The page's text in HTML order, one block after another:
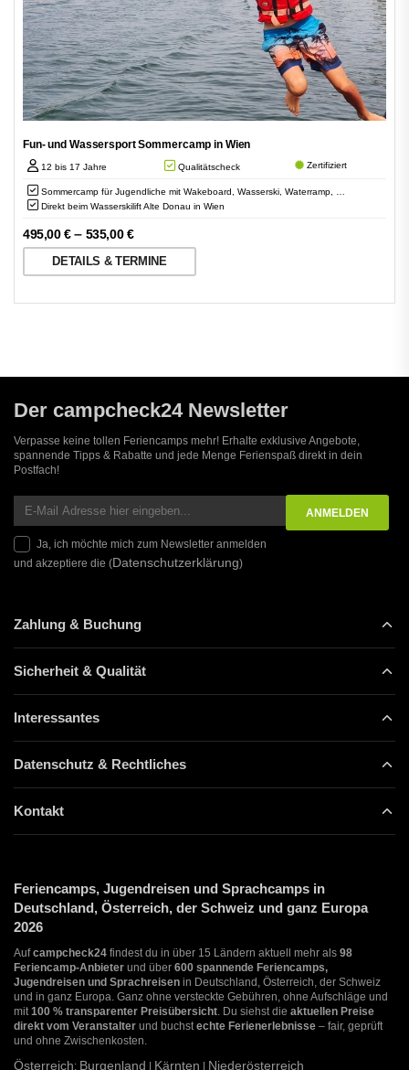
Fun- und Wassersport Sommercamp in Wien
12 bis 17 Jahre Qualitätscheck Zertifiziert
Sommercamp für Jugendliche mit Wakeboard, Wasserski, Waterramp, …
Direkt beim Wasserskilift Alte Donau in Wien
495,00€– 535,00€
DETAILS & TERMINE
Der campcheck24 Newsletter
Verpasse keine tollen Feriencamps mehr! Erhalte exklusive Angebote,
spannende Tipps & Rabatte und jede Menge Ferienspaß direkt in dein
Postfach!
Ja, ich möchte mich zum Newsletter anmelden
und akzeptiere die (Datenschutzerklärung)
Zahlung & Buchung
Sicherheit & Qualität
Interessantes
Datenschutz & Rechtliches
Kontakt
Feriencamps, Jugendreisen und Sprachcamps in
Deutschland, Österreich, der Schweiz und ganz Europa
2026
Aufcampcheck24 findest du in über 15 Ländern aktuell mehr als 98
Feriencamp-Anbieter und über 600 spannende Feriencamps,
Jugendreisen und Sprachreisen in Deutschland, Österreich, der Schweiz
und in ganz Europa. Ganz ohne versteckte Gebühren, ohne Aufschläge und
mit100 % transparenter Preisübersicht. Du siehst die aktuellen Preise
direkt vom Veranstalter und buchstechte Ferienerlebnisse – fair, geprüft
und ohne Zwischenkosten.
Österreich: Burgenland Kärnten Niederösterreich